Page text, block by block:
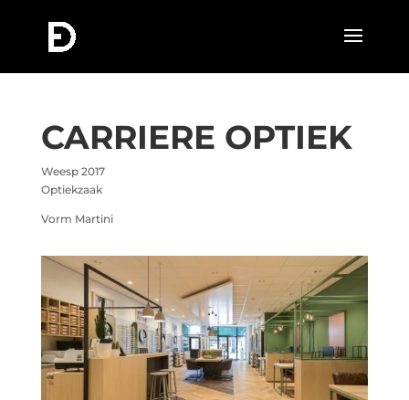
CARRIERE OPTIEK
Weesp 2017
Optiekzaak
Vorm Martini